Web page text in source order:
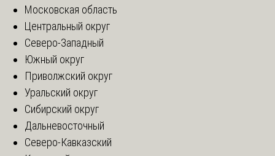
Московская область
Центральный округ
Северо-Западный
Южный округ
Приволжский округ
Уральский округ
Сибирский округ
Дальневосточный
Северо-Кавказский